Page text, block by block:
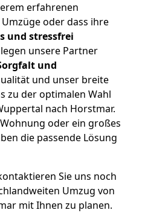
erfahrenen
oder dass ihre
und stressfrei
unsere Partner
und
und unser breite
zu der optimalen Wahl
nach Horstmar.
oder ein großes
die passende Lösung
Sie uns noch
Umzug von
mit Ihnen zu planen.